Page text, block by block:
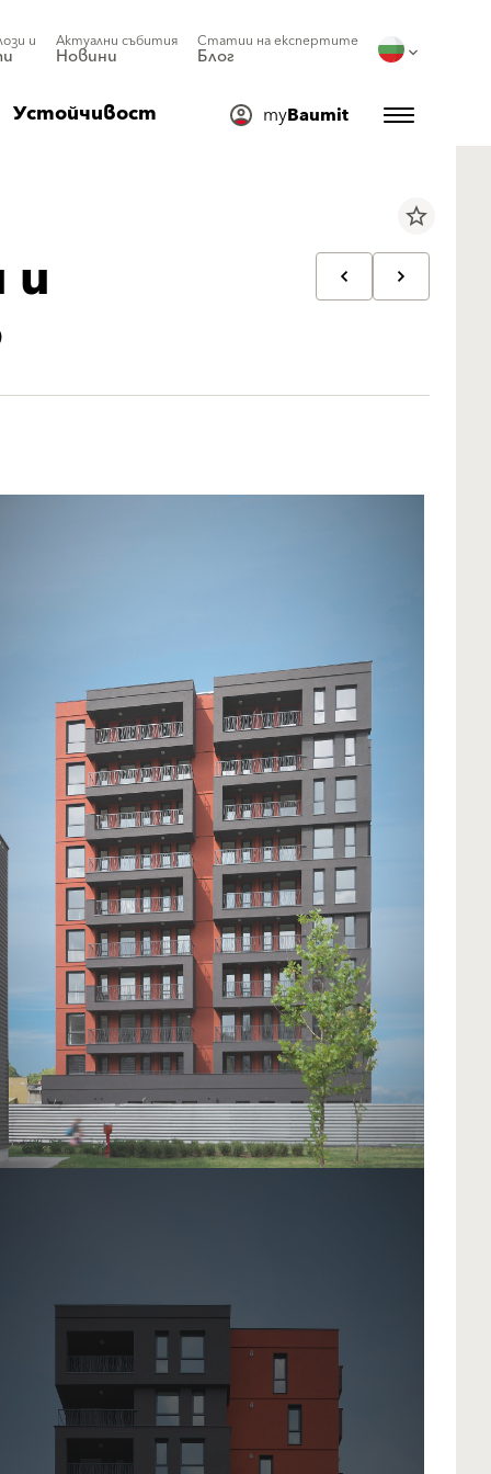
и Актуални събития
Новини
Статии на експертите
Блог
Устойчивост myBaumit
star_border